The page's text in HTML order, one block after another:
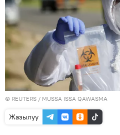
© REUTERS / MUSSA ISSA QAWASMA
Жазылуу